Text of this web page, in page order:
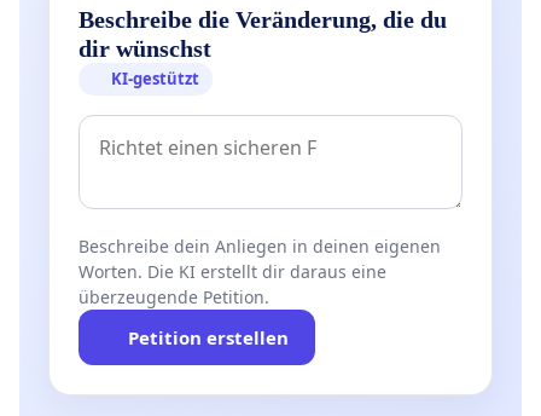
Beschreibe die Veränderung, die du
dir wünschst
KI-gestützt
Beschreibe dein Anliegen in deinen eigenen
Worten. Die KI erstellt dir daraus eine
überzeugende Petition.
Petition erstellen